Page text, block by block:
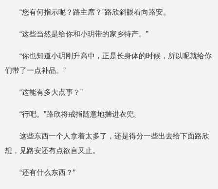
“您有何指示呢？路主席？”路欣斜眼看向路安。
“这些当然是给你和小玥带的家乡特产。”
“你也知道小玥刚升高中，正是长身体的时候，所以呢就给你
们带了一点补品。”
“这能有多大点事？”
“行吧。”路欣将戒指随意地揣进衣兜。
这些东西一个人拿着太多了，还是得分一些出去给下面路欣
想，见路安还有点欲言又止。
“还有什么东西？”